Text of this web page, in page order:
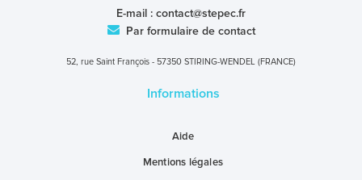
E-mail : contact@stepec.fr
Par formulaire de contact
52, rue Saint François - 57350 STIRING-WENDEL (FRANCE)
Informations
Aide
Mentions légales